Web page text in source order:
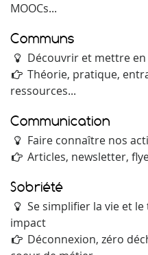
MOOCs...
Communs
Découvrir et mettre
Théorie, pratique,
ressources...
Communication
Faire connaître nos
Articles, newsletter,
Sobriété
Se simplifier la vie et
impact
Déconnexion, zéro